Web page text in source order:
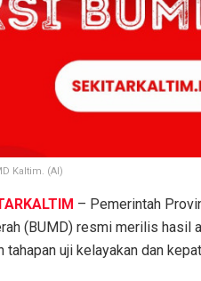
Kaltim. (AI)
– Pemerintah
(BUMD) resmi merilis
tahapan uji kelayakan dan